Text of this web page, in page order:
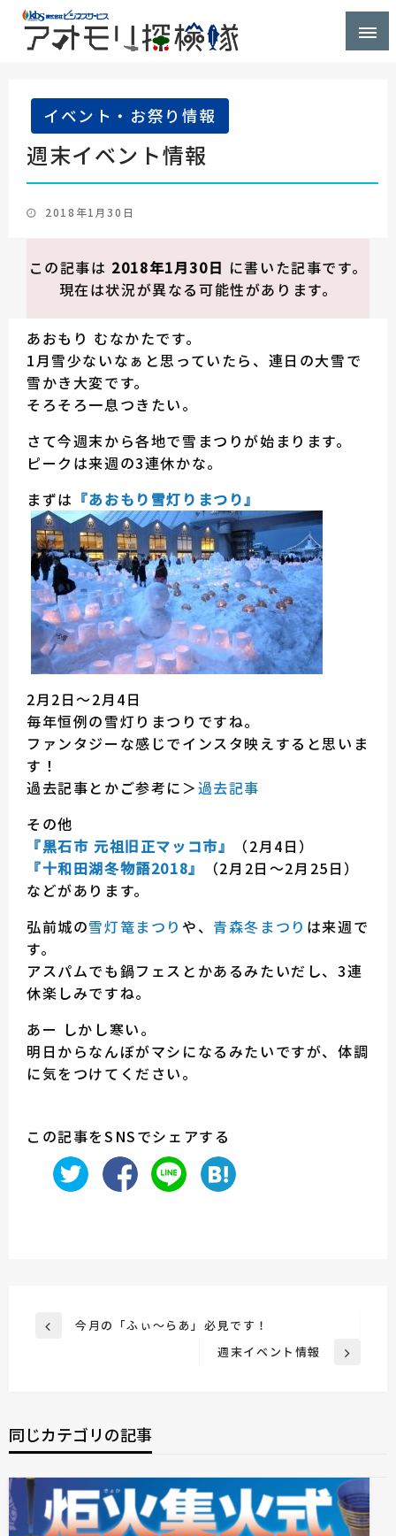
イベント・お祭り情報
週末イベント情報
投
日:
2018年1月30日
この記事は 2018年1月30日 に書いた記事です。
現在は状況が異なる可能性があります。
あおもり むなかたです。
1月雪少ないなぁと思っていたら、連日の大雪で
雪かき大変です。
そろそろ一息つきたい。
さて今週末から各地で雪まつりが始まります。
ピークは来週の3連休かな。
まずは 『あおもり雪灯りまつり』
2月2日～2月4日
毎年恒例の雪灯りまつりですね。
ファンタジーな感じでインスタ映えすると思いま
す！
過去記事とかご参考に＞過去記事
その他
『黒石市 元祖旧正マッコ市』
（2月4日）
『十和田湖冬物語2018』
（2月2日～2月25日）
などがあります。
弘前城の雪灯篭まつりや、 青森冬まつり は来週で
す。
アスパムでも鍋フェスとかあるみたいだし、3連
休楽しみですね。
あー しかし寒い。
明日からなんぼがマシになるみたいですが、体調
に気をつけてください。
この記事をSNSでシェアする
投
ゲ
ー
シ
ョ
ン
前
今月の「ふぃ～らあ」必見です！
次
週末イベント情報
同じカテゴリの記事